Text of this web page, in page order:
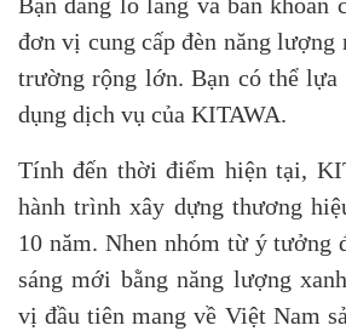
đơn vị cung cấp đèn năng
trường rộng lớn. Bạn có thể
dụng dịch vụ của KITAWA.
Tính đến thời điểm hiện tại,
hành trình xây dựng thương
10 năm. Nhen nhóm từ ý tưởng
sáng mới bằng năng lượng
vị đầu tiên mang về Việt Nam